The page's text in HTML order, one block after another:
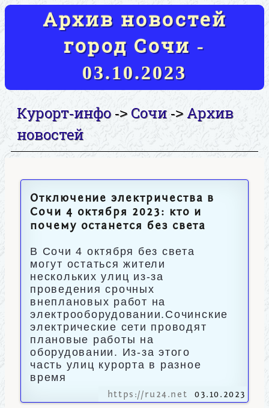
Архив новостей
город Сочи -
03.10.2023
Курорт-инфо-> Сочи->Архив
новостей
Отключение электричества в
Сочи 4 октября 2023: кто и
почему останется без света
В Сочи 4 октября без света
могут остаться жители
нескольких улиц из-за
проведения срочных
внеплановых работ на
электрооборудовании.Сочинские
электрические сети проводят
плановые работы на
оборудовании. Из-за этого
часть улиц курорта в разное
время
https://ru24.net 03.10.2023